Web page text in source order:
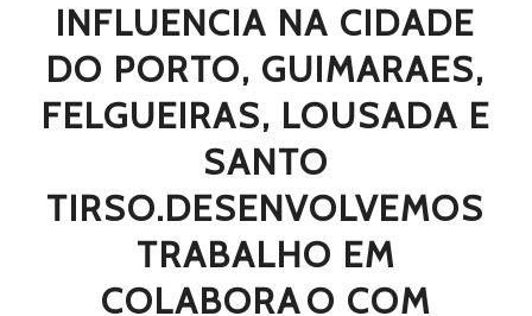
INFLUENCIA NA CIDADE
DO PORTO, GUIMARAES,
FELGUEIRAS, LOUSADA E
SANTO
TIRSO.DESENVOLVEMOS
TRABALHO EM
COLABORAO COM